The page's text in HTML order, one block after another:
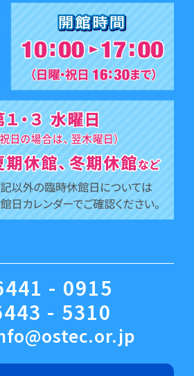
- 0915
- 5310